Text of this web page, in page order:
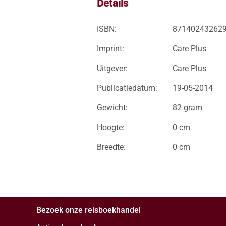
Details
ISBN:
Imprint: Care Plus
Uitgever: Care Plus
Publicatiedatum: 19-05-2014
Gewicht: 82 gram
Hoogte: 0 cm
Breedte: 0 cm
Bezoek onze reisboekhandel